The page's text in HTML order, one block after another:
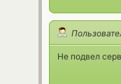
Не подвел